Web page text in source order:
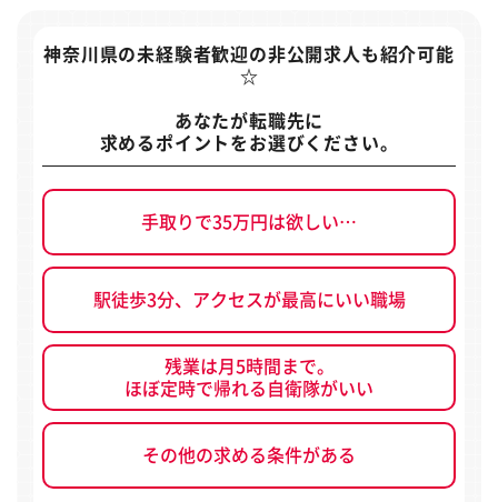
神奈川県の未経験者歓迎の非公開求人 も紹介可能
☆
あなたが転職先に
求めるポイントをお選びください。
手取りで35万円は欲しい…
駅徒歩3分、アクセスが最高にいい職場
残業は月5時間まで。
ほぼ定時で帰れる自衛隊がいい
その他の求める条件がある